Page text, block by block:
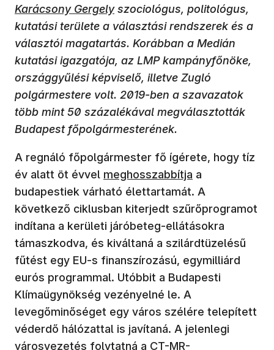
Karácsony Gergelyszociológus, politológus,
kutatási területe a választási rendszerek és a
választói magatartás. Korábban a Medián
kutatási igazgatója, az LMP kampányfőnöke,
országgyűlési képviselő, illetve Zugló
polgármestere volt. 2019-ben a szavazatok
több mint 50 százalékával megválasztották
Budapest főpolgármesterének.
A regnáló főpolgármester fő ígérete, hogy tíz
év alatt öt évvel meghosszabbítja a
budapestiek várható élettartamát. A
következő ciklusban kiterjedt szűrőprogramot
indítana a kerületi járóbeteg-ellátásokra
támaszkodva, és kiváltaná a szilárdtüzelésű
fűtést egy EU-s finanszírozású, egymilliárd
eurós programmal. Utóbbit a Budapesti
Klímaügynökség vezényelné le. A
levegőminőséget egy város szélére telepített
véderdő hálózattal is javítaná. A jelenlegi
városvezetés folytatná a CT-MR-